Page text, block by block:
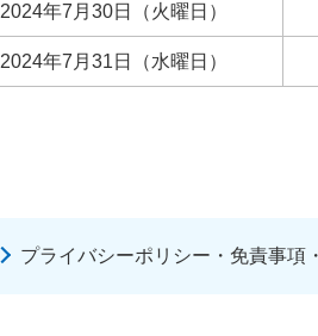
2024年7月30日（火曜日）
2024年7月31日（水曜日）
プライバシーポリシー・免責事項